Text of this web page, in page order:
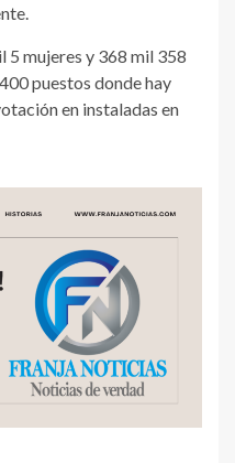
5 mujeres y 368 mil 358
puestos donde hay
en instaladas en